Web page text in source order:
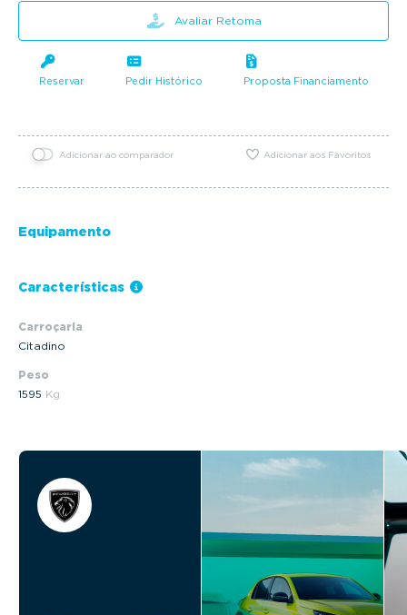
Avaliar Retoma
Reservar Pedir Histórico Proposta Financiamento
Adicionar ao comparador Adicionar aos Favoritos
Equipamento
Características
Carroçaria
Citadino
Peso
1595 Kg